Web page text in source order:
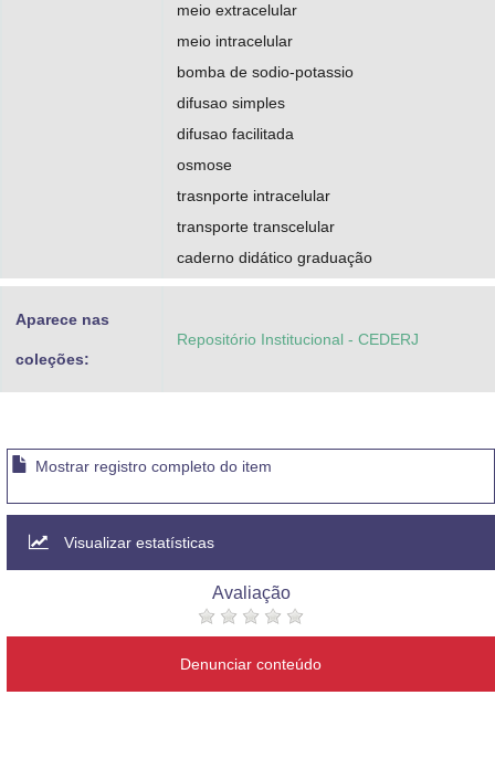
meio extracelular
meio intracelular
bomba de sodio-potassio
difusao simples
difusao facilitada
osmose
trasnporte intracelular
transporte transcelular
caderno didático graduação
Aparece nas
coleções:
Repositório Institucional - CEDERJ
Mostrar registro completo do item
Visualizar estatísticas
Avaliação
Denunciar conteúdo